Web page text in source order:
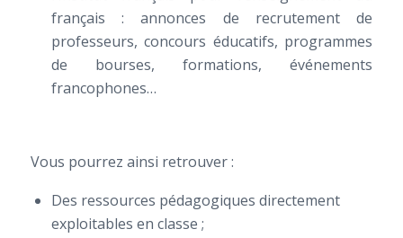
français : annonces de recrutement de
professeurs, concours éducatifs, programmes
de bourses, formations, événements
francophones…
Vous pourrez ainsi retrouver :
Des ressources pédagogiques directement
exploitables en classe ;